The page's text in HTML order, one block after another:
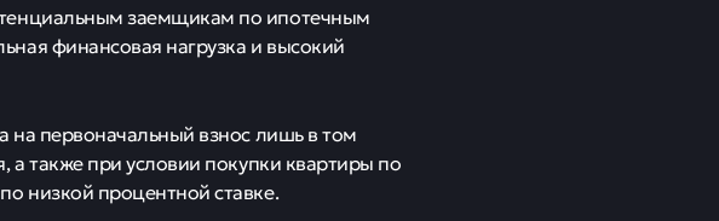
заемщикам по ипотечным
финансовая нагрузка и высокий
на первоначальный взнос лишь в том
а также при условии покупки квартиры по
низкой процентной ставке.